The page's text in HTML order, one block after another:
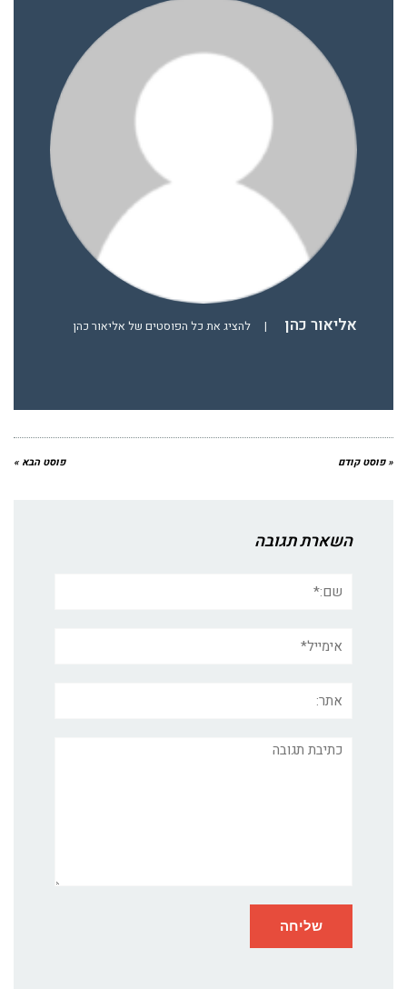
אליאור כהן | להציג את כל הפוסטים של אליאור כהן
« פוסט קודם פוסט הבא »
השארת תגובה
תגובה